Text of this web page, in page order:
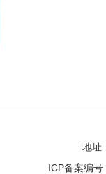
地址
ICP备案编号